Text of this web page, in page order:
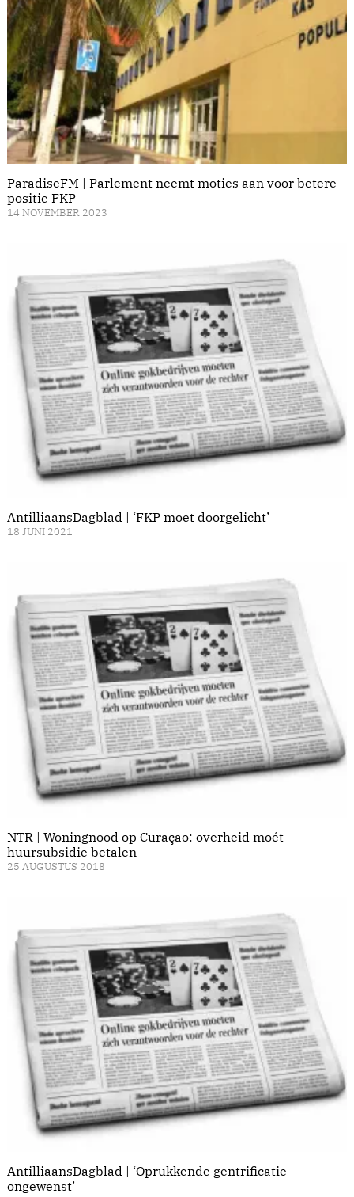
ParadiseFM | Parlement neemt moties aan voor betere
positie FKP
14 NOVEMBER 2023
AntilliaansDagblad | ‘FKP moet doorgelicht’
18 JUNI 2021
NTR | Woningnood op Curaçao: overheid moét
huursubsidie betalen
25 AUGUSTUS 2018
AntilliaansDagblad | ‘Oprukkende gentrificatie
ongewenst’